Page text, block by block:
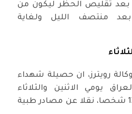
بعد تقليص الحظر ليكون من
بعد منتصف الليل ولغاية
رويترز، ان حصيلة شهداء
يومي الاثنين والثلاثاء
الماضيين، بلغت 13 شخصا، نقلا عن مصادر طبية